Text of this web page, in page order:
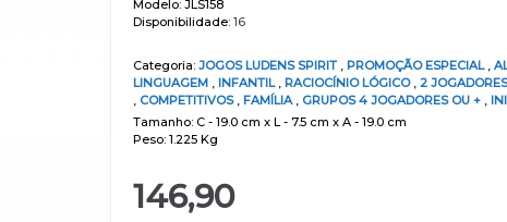
Modelo: JLS158
Disponibilidade: 16
Categoria: JOGOS LUDENS SPIRIT , PROMOÇÃO ESPECIAL ,
LINGUAGEM , INFANTIL , RACIOCÍNIO LÓGICO , 2
, COMPETITIVOS , FAMÍLIA , GRUPOS 4 JOGADORES OU + ,
Tamanho: C - 19.0 cm x L - 7.5 cm x A - 19.0 cm
Peso: 1.225 Kg
146,90